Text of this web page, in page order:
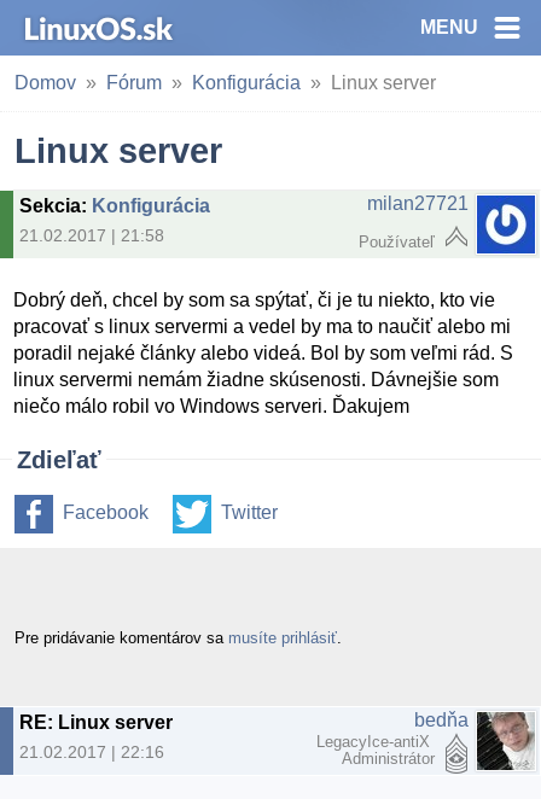
MENU
Domov Fórum Konfigurácia Linux server
Linux server
Sekcia: Konfigurácia
21.02.2017 | 21:58
milan27721
Používateľ
Dobrý deň, chcel by som sa spýtať, či je tu niekto, kto vie
pracovať s linux servermi a vedel by ma to naučiť alebo mi
poradil nejaké články alebo videá. Bol by som veľmi rád. S
linux servermi nemám žiadne skúsenosti. Dávnejšie som
niečo málo robil vo Windows serveri. Ďakujem
Zdieľať
Facebook Twitter
Pre pridávanie komentárov sa musíte prihlásiť
RE: Linux server
21.02.2017 | 22:16
bedňa
LegacyIce-antiX
Administrátor